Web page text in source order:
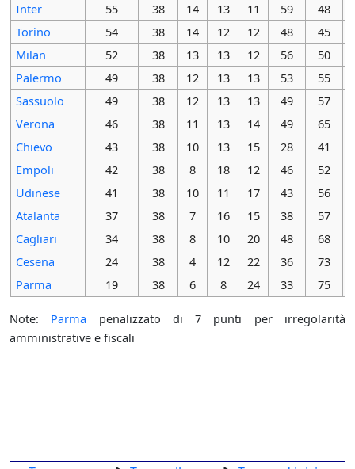
Inter
55 38 14 13 11 59
48
Torino
54 38 14 12 12 48
45
Milan
52 38 13 13 12 56
50
Palermo
49 38 12 13 13 53
55
Sassuolo
49 38 12 13 13 49
57
Verona
46 38 11 13 14 49 65
Chievo
43 38 10 13 15 28 41
Empoli
42 38 8 18 12 46
52
Udinese
41 38 10 11 17 43 56
Atalanta
37 38 7 16 15 38 57
Cagliari
34 38 8 10 20 48 68
Cesena
24 38 4 12 22 36 73
Parma
19 38 6 8 24 33 75
Note: Parma penalizzato di 7 punti per irregolarità
amministrative e fiscali